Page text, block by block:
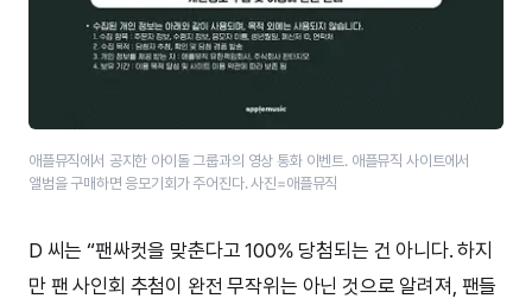
애플뮤직에서 공지한 아이돌 그룹과의 영상 통화 이벤트. 애플뮤직 사이트에서
앨범을 구매하면 응모기회가 주어진다. 사진=애플뮤직
D 씨는 “팬싸컷을 맞춘다고 100% 당첨되는 건 아니다. 하지
만 팬 사인회 추첨이 완전 무작위는 아닌 것으로 알려져, 팬들